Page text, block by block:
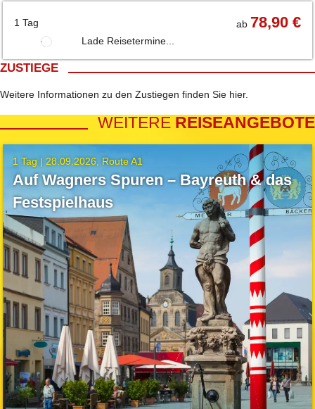
1 Tag ab 78,90 €
Lade Reisetermine...
ZUSTIEGE
Weitere Informationen zu den Zustiegen finden Sie hier.
WEITERE REISEANGEBOTE
1 Tag | 28.09.2026 Route A1
Auf Wagners Spuren – Bayreuth & das
Festspielhaus